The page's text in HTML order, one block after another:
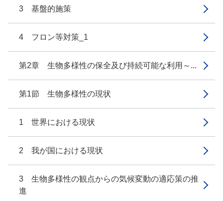
3 基盤的施策
4 フロン等対策_1
第2章 生物多様性の保全及び持続可能な利用～...
第1節 生物多様性の現状
1 世界における現状
2 我が国における現状
3 生物多様性の観点からの気候変動の適応策の推
進